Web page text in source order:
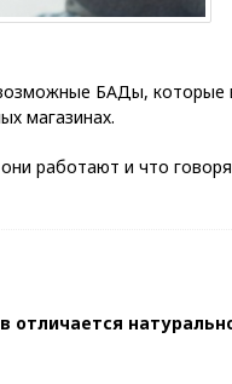
БАДы, которые
магазинах.
работают и что
отличается